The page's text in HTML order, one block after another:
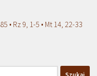
• Rz 9, 1-5 • Mt 14, 22-33